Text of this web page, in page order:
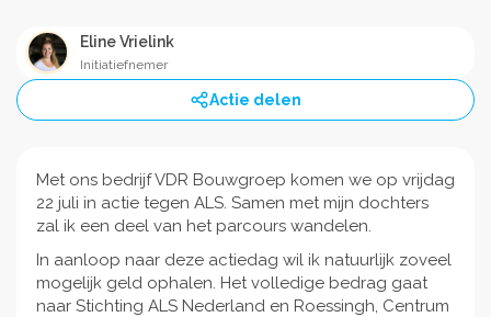
Eline Vrielink
Initiatiefnemer
Actie delen
Met ons bedrijf VDR Bouwgroep komen we op vrijdag
22 juli in actie tegen ALS. Samen met mijn dochters
zal ik een deel van het parcours wandelen.
In aanloop naar deze actiedag wil ik natuurlijk zoveel
mogelijk geld ophalen. Het volledige bedrag gaat
naar Stichting ALS Nederland en Roessingh, Centrum